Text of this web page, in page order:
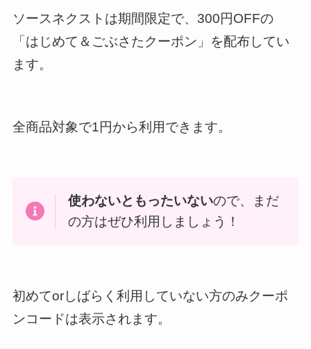
ソースネクストは期間限定で、300円OFFの
「はじめて＆ごぶさたクーポン」を配布してい
ます。
全商品対象で1円から利用できます。
使わないともったいないので、まだ
の方はぜひ利用しましょう！
初めてorしばらく利用していない方のみクーポ
ンコードは表示されます。